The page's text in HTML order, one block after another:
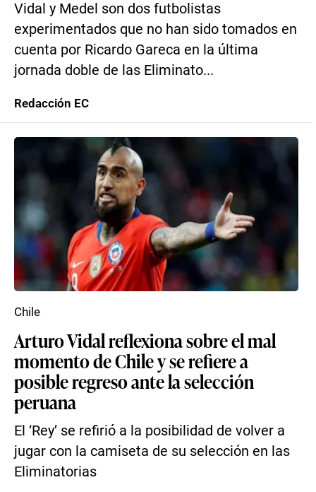
Vidal y Medel son dos futbolistas
experimentados que no han sido tomados en
cuenta por Ricardo Gareca en la última
jornada doble de las Eliminato...
Redacción EC
Arturo Vidal reflexiona sobre el mal
momento de Chile y se refiere a
posible regreso ante la selección
peruana
El ‘Rey’ se refirió a la posibilidad de volver a
jugar con la camiseta de su selección en las
Eliminatorias
Chile